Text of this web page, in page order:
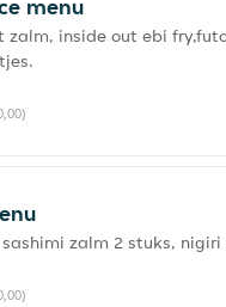
menu
zalm, inside out ebi
zalm 2 stuks,